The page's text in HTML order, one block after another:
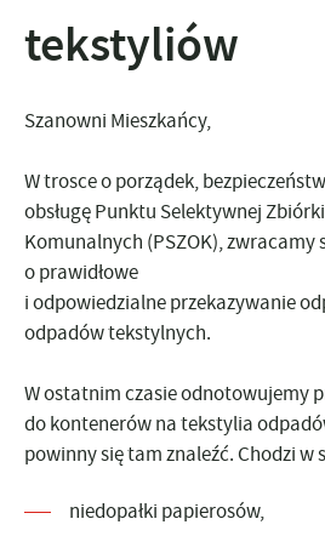
tekstyliów
Szanowni Mieszkańcy,
W trosce o porządek,
obsługę Punktu Selektywnej
Komunalnych (PSZOK), zwracamy
o prawidłowe
i odpowiedzialne przekazywanie
odpadów tekstylnych.
W ostatnim czasie odnotowujemy
do kontenerów na tekstylia
powinny się tam znaleźć. Chodzi w
niedopałki papierosów,